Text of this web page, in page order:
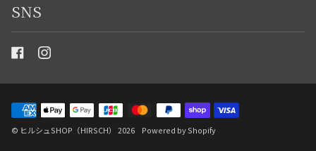
SNS
© ヒルシュSHOP（HIRSCH） 2026 Powered by Shopify